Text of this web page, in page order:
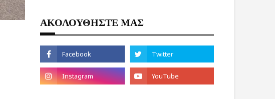
ΑΚΟΛΟΥΘΗΣΤΕ ΜΑΣ